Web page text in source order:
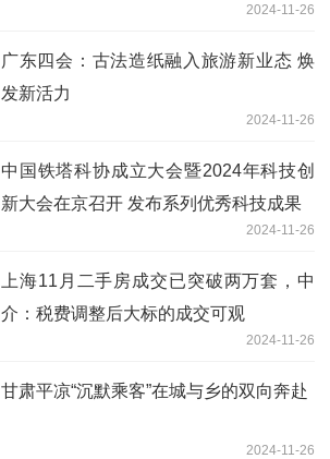
2024-11-26
广东四会：古法造纸融入旅游新业态 焕
发新活力
2024-11-26
中国铁塔科协成立大会暨2024年科技创
新大会在京召开 发布系列优秀科技成果
2024-11-26
上海11月二手房成交已突破两万套，中
介：税费调整后大标的成交可观
2024-11-26
甘肃平凉“沉默乘客”在城与乡的双向奔赴
2024-11-26